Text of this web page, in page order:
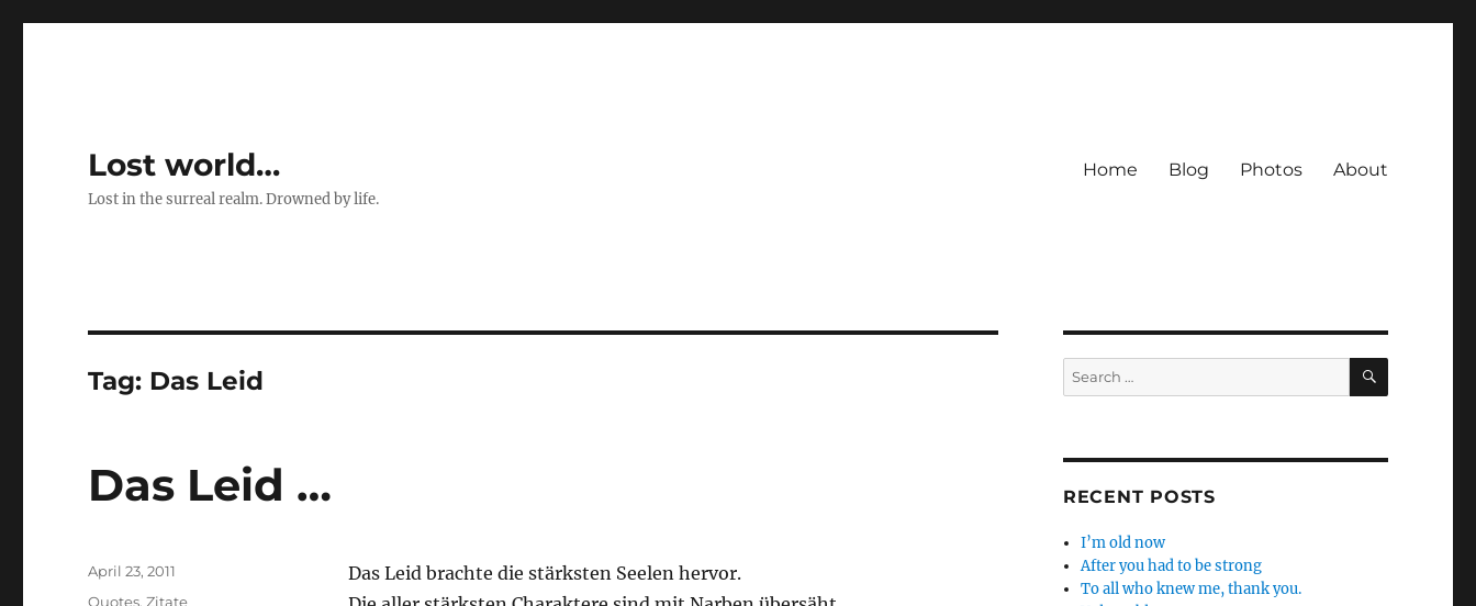
Lost world…
Lost in the surreal realm. Drowned by life.
Home Blog Photos About
Tag: Das Leid
Das Leid …
Das Leid brachte die stärksten Seelen hervor.
Posted
April 23, 2011
Categories
Quotes,Zitate
Search
for:
SEARCH
RECENT POSTS
I’m old now
After you had to be strong
To all who knew me, thank you.